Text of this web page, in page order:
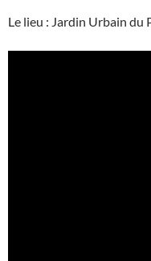
Le lieu : Jardin Urbain du